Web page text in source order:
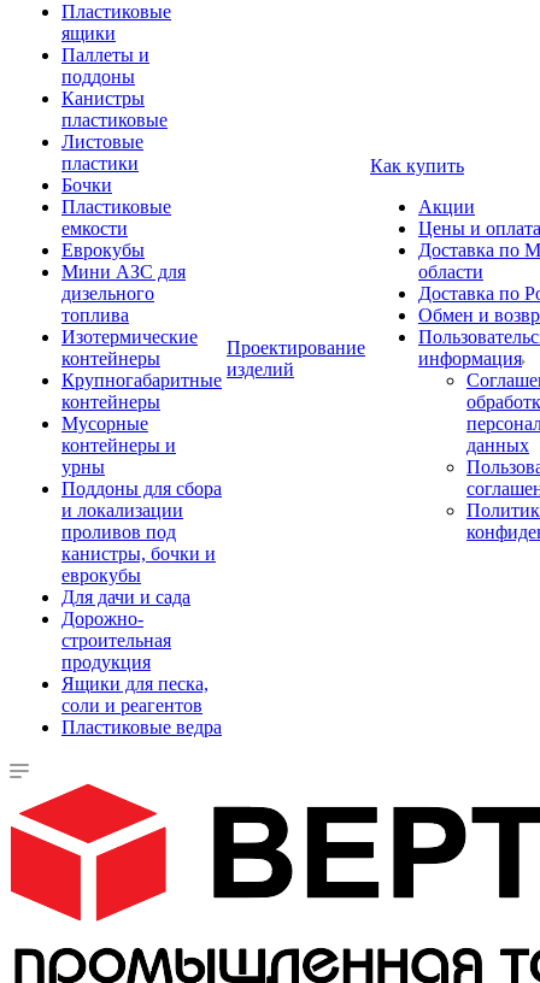
Пластиковые
ящики
Паллеты и
поддоны
Канистры
пластиковые
Листовые
пластики
Бочки
Пластиковые
емкости
Еврокубы
Мини АЗС для
дизельного
топлива
Изотермические
контейнеры
Крупногабаритные
контейнеры
Мусорные
контейнеры и
урны
Поддоны для сбора
и локализации
проливов под
канистры, бочки и
еврокубы
Для дачи и сада
Дорожно-
строительная
продукция
Ящики для песка,
соли и реагентов
Пластиковые ведра
Проектирование
изделий
Как купить
Акции
Цены и оплата
Доставка по
области
Доставка по
Обмен и
информация
данных